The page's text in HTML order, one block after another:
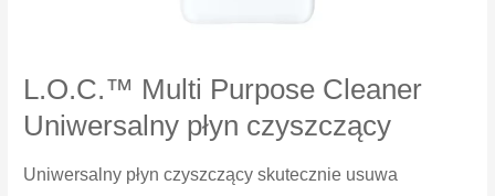
L.O.C.™ Multi Purpose Cleaner
Uniwersalny płyn czyszczący
Uniwersalny płyn czyszczący skutecznie usuwa